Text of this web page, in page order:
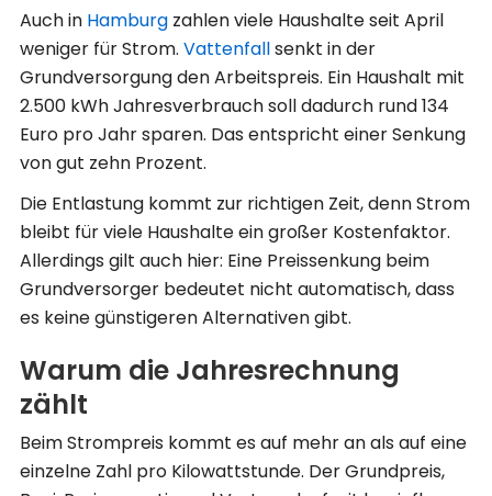
Auch in Hamburg zahlen viele Haushalte seit April
weniger für Strom. Vattenfallsenkt in der
Grundversorgung den Arbeitspreis. Ein Haushalt mit
2.500 kWh Jahresverbrauch soll dadurch rund 134
Euro pro Jahr sparen. Das entspricht einer Senkung
von gut zehn Prozent.
Die Entlastung kommt zur richtigen Zeit, denn Strom
bleibt für viele Haushalte ein großer Kostenfaktor.
Allerdings gilt auch hier: Eine Preissenkung beim
Grundversorger bedeutet nicht automatisch, dass
es keine günstigeren Alternativen gibt.
Warum die Jahresrechnung
zählt
Beim Strompreis kommt es auf mehr an als auf eine
einzelne Zahl pro Kilowattstunde. Der Grundpreis,